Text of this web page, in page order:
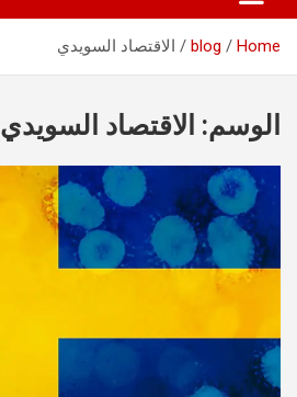
Home
blog الاقتصاد السويدي
الوسم: الاقتصاد السويدي